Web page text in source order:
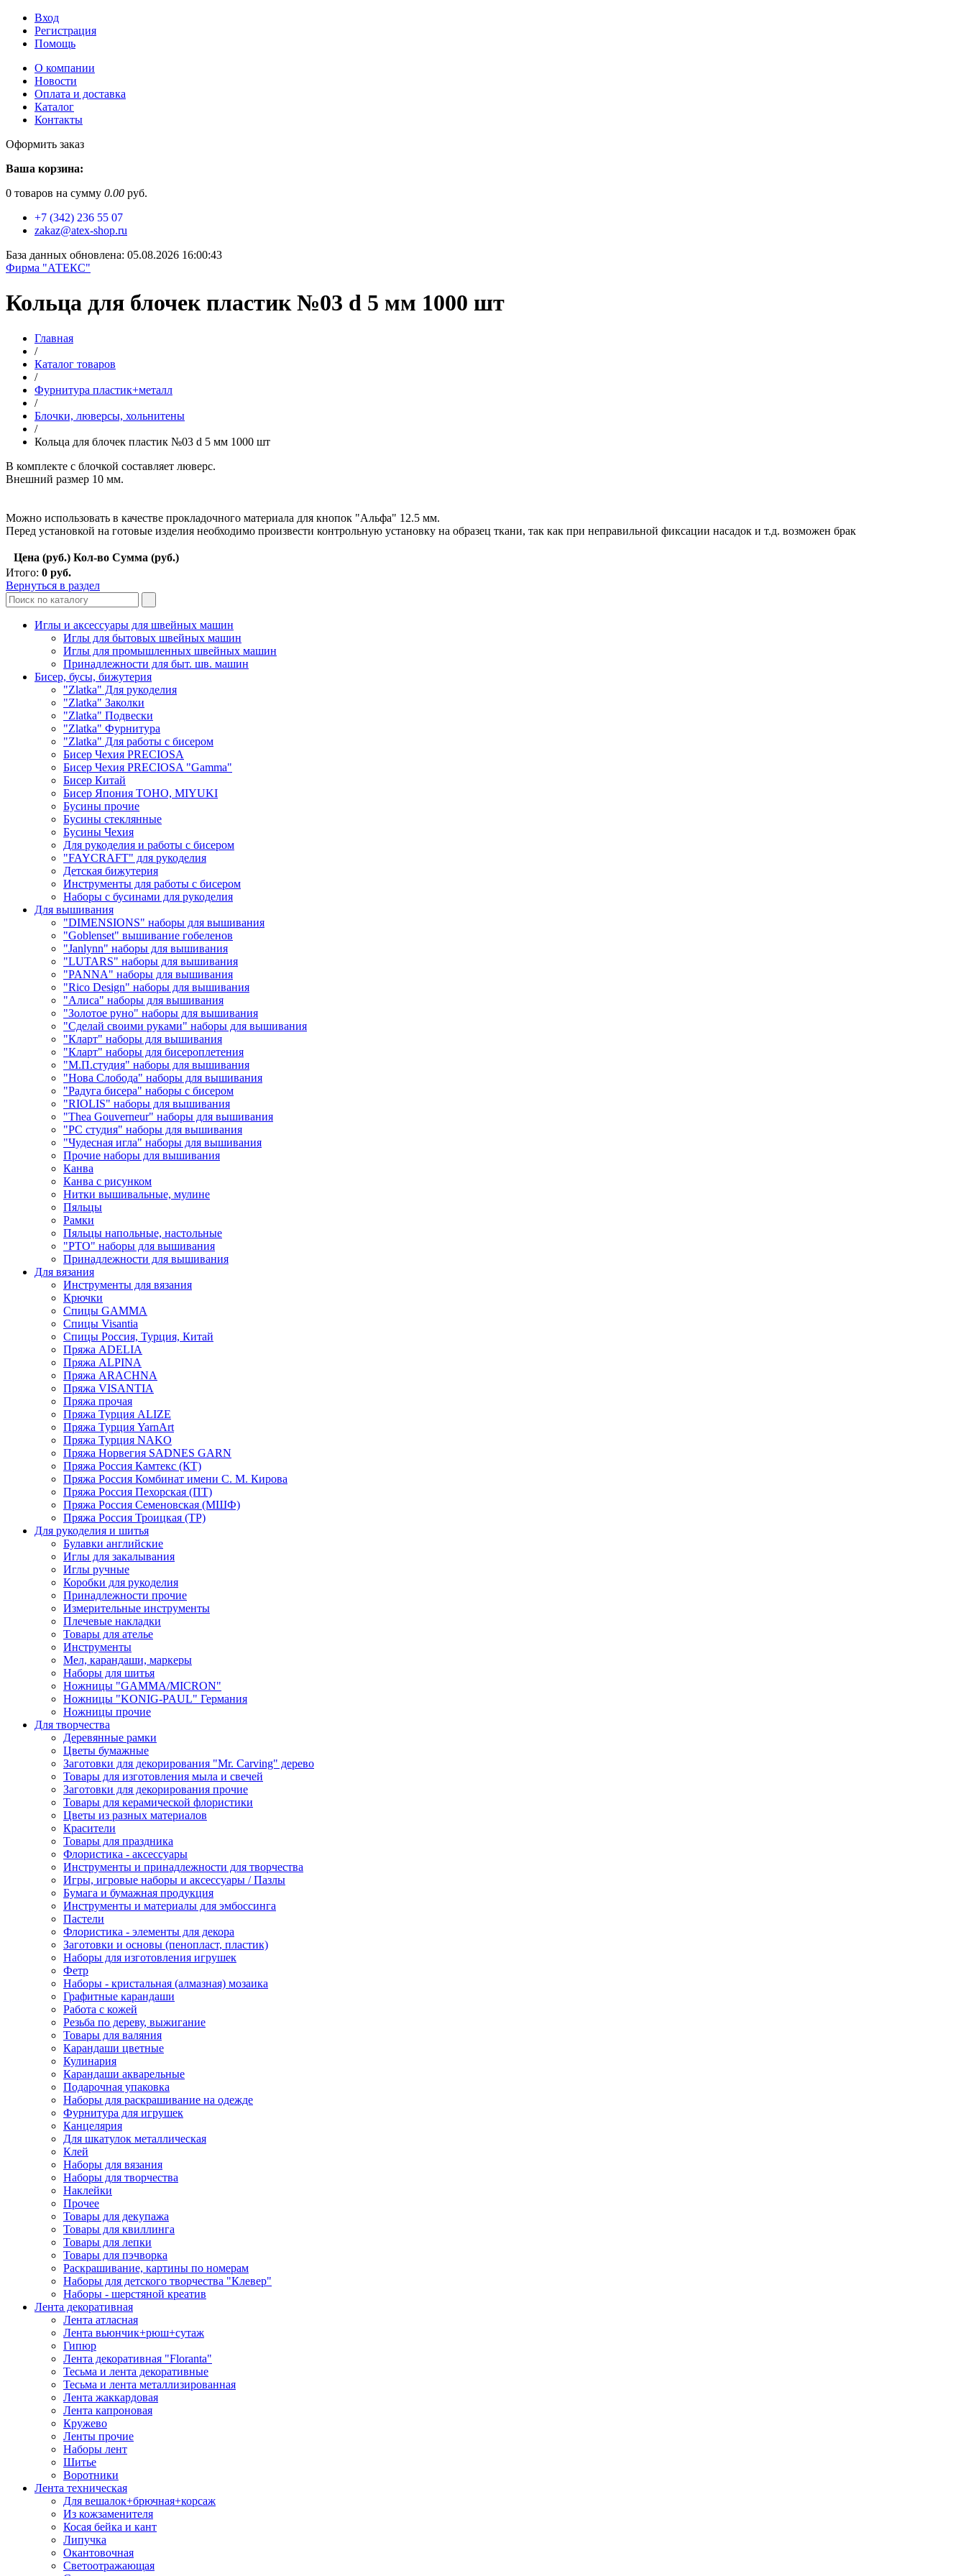
Вход
Регистрация
Помощь
О компании
Новости
Оплата и доставка
Каталог
Контакты
Оформить заказ
Ваша корзина:
0 товаров на сумму 0.00 руб.
+7 (342) 236 55 07
zakaz@atex-shop.ru
База данных обновлена: 05.08.2026 16:00:43
Фирма "АТЕКС"
Кольца для блочек пластик №03 d 5 мм 1000 шт
Главная
/
Каталог товаров
/
Фурнитура пластик+металл
/
Блочки, люверсы, хольнитены
/
Кольца для блочек пластик №03 d 5 мм 1000 шт
В комплекте с блочкой составляет люверс.
Внешний размер 10 мм.
Можно использовать в качестве прокладочного материала для кнопок "Альфа" 12.5 мм.
Перед установкой на готовые изделия необходимо произвести контрольную установку на образец ткани, так как при неправильной фиксации насадок и т.д. возможен брак
Цена (руб.) Кол-во Сумма (руб.)
Итого: 0 руб.
Вернуться в раздел
Иглы и аксессуары для швейных машин
Иглы для бытовых швейных машин
Иглы для промышленных швейных машин
Принадлежности для быт. шв. машин
Бисер, бусы, бижутерия
"Zlatka" Для рукоделия
"Zlatka" Заколки
"Zlatka" Подвески
"Zlatka" Фурнитура
"Zlatka" Для работы с бисером
Бисер Чехия PRECIOSA
Бисер Чехия PRECIOSA "Gamma"
Бисер Китай
Бисер Япония TOHO, MIYUKI
Бусины прочие
Бусины стеклянные
Бусины Чехия
Для рукоделия и работы с бисером
"FAYCRAFT" для рукоделия
Детская бижутерия
Инструменты для работы с бисером
Наборы с бусинами для рукоделия
Для вышивания
"DIMENSIONS" наборы для вышивания
"Goblenset" вышивание гобеленов
"Janlynn" наборы для вышивания
"LUTARS" наборы для вышивания
"PANNA" наборы для вышивания
"Rico Design" наборы для вышивания
"Алиса" наборы для вышивания
"Золотое руно" наборы для вышивания
"Сделай своими руками" наборы для вышивания
"Кларт" наборы для вышивания
"Кларт" наборы для бисероплетения
"М.П.студия" наборы для вышивания
"Нова Слобода" наборы для вышивания
"Радуга бисера" наборы с бисером
"RIOLIS" наборы для вышивания
"Thea Gouverneur" наборы для вышивания
"РС студия" наборы для вышивания
"Чудесная игла" наборы для вышивания
Прочие наборы для вышивания
Канва
Канва с рисунком
Нитки вышивальные, мулине
Пяльцы
Рамки
Пяльцы напольные, настольные
"РТО" наборы для вышивания
Принадлежности для вышивания
Для вязания
Инструменты для вязания
Крючки
Спицы GAMMA
Спицы Visantia
Спицы Россия, Турция, Китай
Пряжа ADELIA
Пряжа ALPINA
Пряжа ARACHNA
Пряжа VISANTIA
Пряжа прочая
Пряжа Турция ALIZE
Пряжа Турция YarnArt
Пряжа Турция NAKO
Пряжа Норвегия SADNES GARN
Пряжа Россия Камтекс (КТ)
Пряжа Россия Комбинат имени С. М. Кирова
Пряжа Россия Пехорская (ПТ)
Пряжа Россия Семеновская (МШФ)
Пряжа Россия Троицкая (ТР)
Для рукоделия и шитья
Булавки английские
Иглы для закалывания
Иглы ручные
Коробки для рукоделия
Принадлежности прочие
Измерительные инструменты
Плечевые накладки
Товары для ателье
Инструменты
Мел, карандаши, маркеры
Наборы для шитья
Ножницы "GAMMA/MICRON"
Ножницы "KONIG-PAUL" Германия
Ножницы прочие
Для творчества
Деревянные рамки
Цветы бумажные
Заготовки для декорирования "Mr. Carving" дерево
Товары для изготовления мыла и свечей
Заготовки для декорирования прочие
Товары для керамической флористики
Цветы из разных материалов
Красители
Товары для праздника
Флористика - аксессуары
Инструменты и принадлежности для творчества
Игры, игровые наборы и аксессуары / Пазлы
Бумага и бумажная продукция
Инструменты и материалы для эмбоссинга
Пастели
Флористика - элементы для декора
Заготовки и основы (пенопласт, пластик)
Наборы для изготовления игрушек
Фетр
Наборы - кристальная (алмазная) мозаика
Графитные карандаши
Работа с кожей
Резьба по дереву, выжигание
Товары для валяния
Карандаши цветные
Кулинария
Карандаши акварельные
Подарочная упаковка
Наборы для раскрашивание на одежде
Фурнитура для игрушек
Канцелярия
Для шкатулок металлическая
Клей
Наборы для вязания
Наборы для творчества
Наклейки
Прочее
Товары для декупажа
Товары для квиллинга
Товары для лепки
Товары для пэчворка
Раскрашивание, картины по номерам
Наборы для детского творчества "Клевер"
Наборы - шерстяной креатив
Лента декоративная
Лента атласная
Лента вьюнчик+рюш+сутаж
Гипюр
Лента декоративная "Floranta"
Тесьма и лента декоративные
Тесьма и лента металлизированная
Лента жаккардовая
Лента капроновая
Кружево
Ленты прочие
Наборы лент
Шитье
Воротники
Лента техническая
Для вешалок+брючная+корсаж
Из кожзаменителя
Косая бейка и кант
Липучка
Окантовочная
Светоотражающая